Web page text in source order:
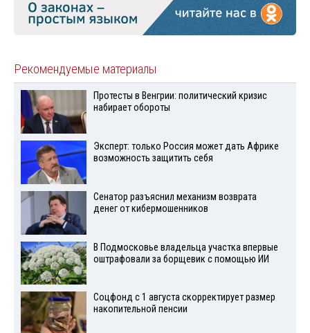
Рекомендуемые материалы
Протесты в Венгрии: политический кризис
набирает обороты
Эксперт: только Россия может дать Африке
возможность защитить себя
Сенатор разъяснил механизм возврата
денег от кибермошенников
В Подмосковье владельца участка впервые
оштрафовали за борщевик с помощью ИИ
Соцфонд с 1 августа скорректирует размер
накопительной пенсии